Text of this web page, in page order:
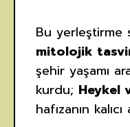
Bu yerleştirme
mitolojik
şehir yaşamı
kurdu; Heykel
hafızanın